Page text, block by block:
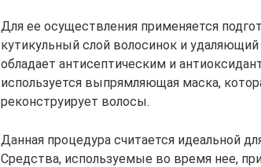
Для ее осуществления применяется
кутикульный слой волосинок и
обладает антисептическим и
используется выпрямляющая маска,
реконструирует волосы.
Данная процедура считается идеальной
Средства, используемые во время нее,